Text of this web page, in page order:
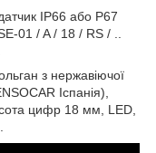
IP66 або P67
01 / A / 18 / RS / ..
з нержавіючої
Іспанія),
цифр 18 мм, LED,